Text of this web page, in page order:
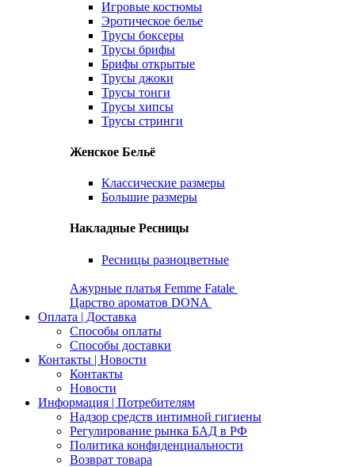
Игровые костюмы
Эротическое белье
Трусы боксеры
Трусы брифы
Брифы открытые
Трусы джоки
Трусы тонги
Трусы хипсы
Трусы стринги
Женское Бельё
Классические размеры
Большие размеры
Накладные Ресницы
Ресницы разноцветные
Ажурные платья Femme Fatale
Царство ароматов DONA
Оплата | Доставка
Способы оплаты
Способы доставки
Контакты | Новости
Контакты
Новости
Информация | Потребителям
Надзор средств интимной гигиены
Регулирование рынка БАД в РФ
Политика конфиденциальности
Возврат товара